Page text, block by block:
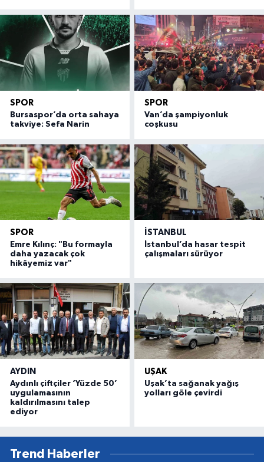
SPOR
Bursaspor’da orta sahaya
takviye: Sefa Narin
SPOR
Van’da şampiyonluk
coşkusu
SPOR
Emre Kılınç: "Bu formayla
daha yazacak çok
hikâyemiz var"
İSTANBUL
İstanbul’da hasar tespit
çalışmaları sürüyor
AYDIN
Aydınlı çiftçiler ‘Yüzde 50’
uygulamasının
kaldırılmasını talep
ediyor
UŞAK
Uşak’ta sağanak yağış
yolları göle çevirdi
Trend Haberler